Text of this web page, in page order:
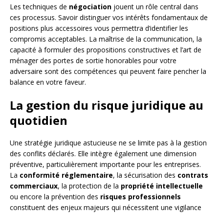
Les techniques de négociation jouent un rôle central dans
ces processus. Savoir distinguer vos intérêts fondamentaux de
positions plus accessoires vous permettra d’identifier les
compromis acceptables. La maîtrise de la communication, la
capacité à formuler des propositions constructives et l’art de
ménager des portes de sortie honorables pour votre
adversaire sont des compétences qui peuvent faire pencher la
balance en votre faveur.
La gestion du risque juridique au
quotidien
Une stratégie juridique astucieuse ne se limite pas à la gestion
des conflits déclarés. Elle intègre également une dimension
préventive, particulièrement importante pour les entreprises.
La conformité réglementaire, la sécurisation des contrats
commerciaux, la protection de la propriété intellectuelle
ou encore la prévention des risques professionnels
constituent des enjeux majeurs qui nécessitent une vigilance